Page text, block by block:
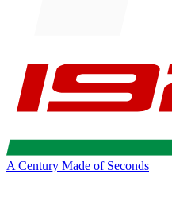
A Century Made of Seconds